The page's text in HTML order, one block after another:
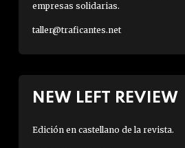
empresas solidarias.
taller@traficantes.net
NEW LEFT REVIEW
Edición en castellano de la revista.